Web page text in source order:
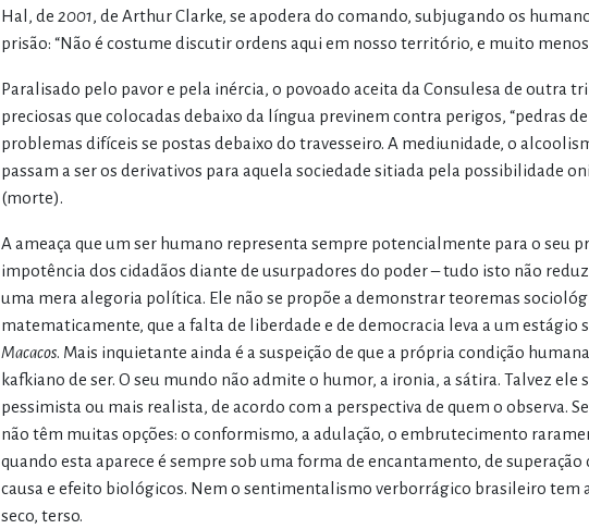
Hal, de 2001, de Arthur Clarke, se apodera do comando, subjugando os
prisão: “Não é costume discutir ordens aqui em nosso território, e muito menos
Paralisado pelo pavor e pela inércia, o povoado aceita da Consulesa de outra
preciosas que colocadas debaixo da língua previnem contra perigos, “pedras
problemas difíceis se postas debaixo do travesseiro. A mediunidade, o
passam a ser os derivativos para aquela sociedade sitiada pela possibilidade
(morte).
A ameaça que um ser humano representa sempre potencialmente para o seu
impotência dos cidadãos diante de usurpadores do poder – tudo isto não reduz
uma mera alegoria política. Ele não se propõe a demonstrar teoremas
matematicamente, que a falta de liberdade e de democracia leva a um estágio
Macacos. Mais inquietante ainda é a suspeição de que a própria condição
kafkiano de ser. O seu mundo não admite o humor, a ironia, a sátira. Talvez
pessimista ou mais realista, de acordo com a perspectiva de quem o observa.
não têm muitas opções: o conformismo, a adulação, o embrutecimento
quando esta aparece é sempre sob uma forma de encantamento, de
causa e efeito biológicos. Nem o sentimentalismo verborrágico brasileiro tem
seco, terso.